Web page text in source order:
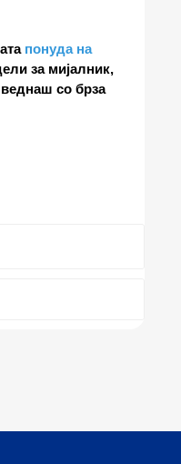
понуда на
за мијалник,
со брза